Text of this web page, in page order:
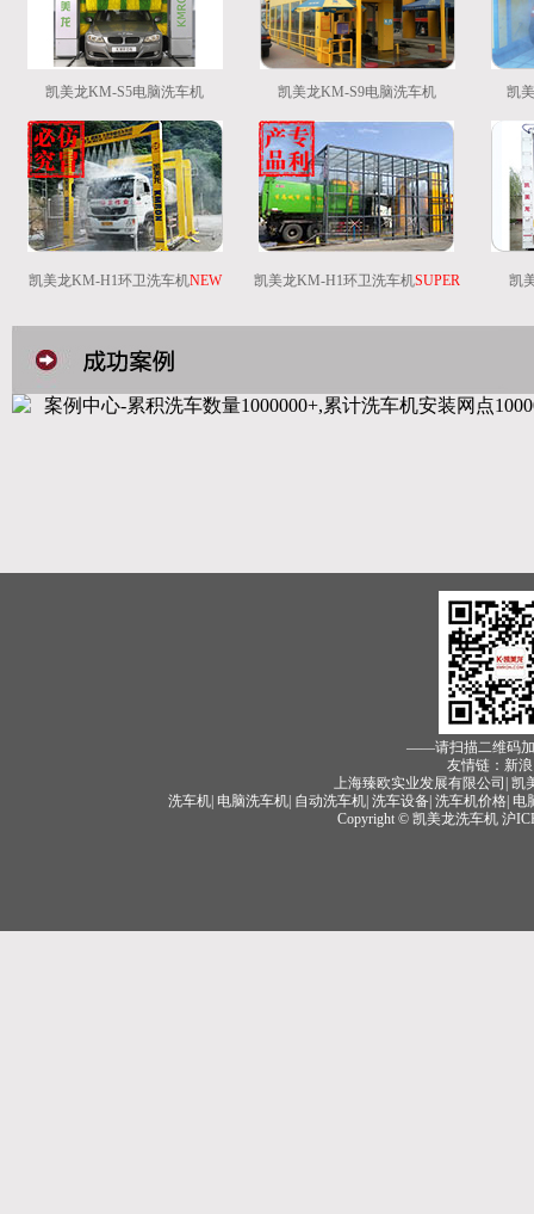
凯美龙KM-S5电脑洗车机 凯美龙KM-S9电脑洗车机 凯
凯美龙KM-H1环卫洗车机NEW 凯美龙KM-H1环卫洗车机SUPER 凯
——请扫描二维码
友情链：新
上海臻欧实业发展有限公司| 凯
洗车机| 电脑洗车机| 自动洗车机| 洗车设备| 洗车机价格| 电
Copyright © 凯美龙洗车机 沪